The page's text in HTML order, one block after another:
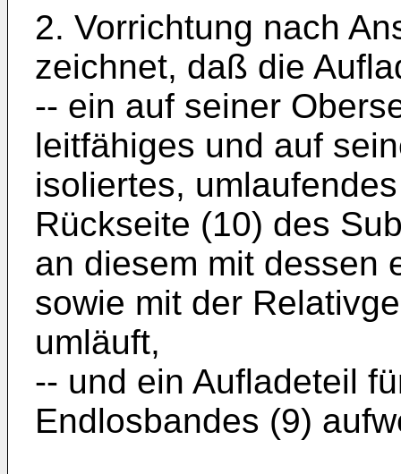
2. Vorrichtung nach
zeichnet, daß die
-- ein auf seiner
leitfähiges und auf
isoliertes,
Rückseite (10) des
an diesem mit dessen
sowie mit der
umläuft,
-- und ein Aufladeteil
Endlosbandes (9)